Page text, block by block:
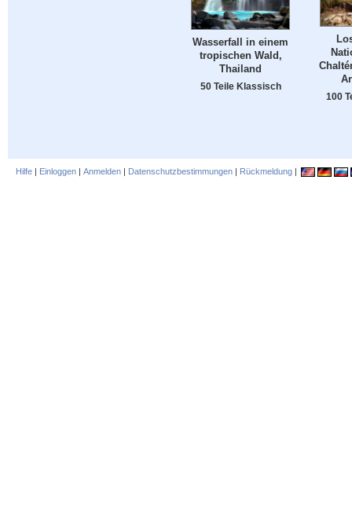
Wasserfall in einem
tropischen Wald,
Thailand
50 Teile Klassisch
100
Hilfe | Einloggen | Anmelden | Datenschutzbestimmungen | Rückmeldung |